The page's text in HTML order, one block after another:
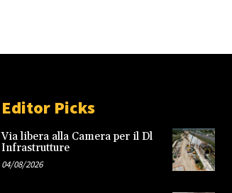
Editor Picks
Via libera alla Camera per il Dl
Infrastrutture
04/08/2026